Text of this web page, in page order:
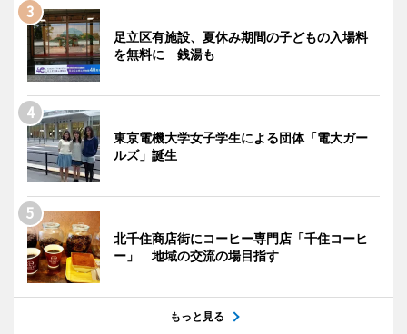
足立区有施設、夏休み期間の子どもの入場料
を無料に 銭湯も
東京電機大学女子学生による団体「電大ガー
ルズ」誕生
北千住商店街にコーヒー専門店「千住コーヒ
ー」 地域の交流の場目指す
もっと見る